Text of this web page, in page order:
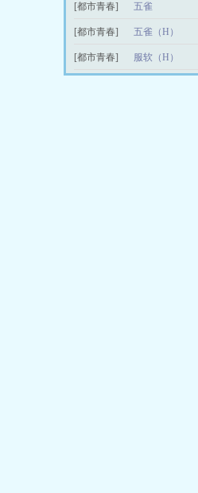
[都市青春] 五雀
六十一
[都市青春] 五雀（H）
六十六
[都市青春] 服软（H）